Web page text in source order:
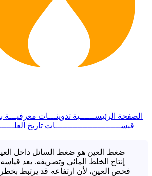
الصفحة الرئيســــــية تدوينـــات معرفيـــة
قبســــــــــــــــــــــــــات تاريخ
ضغط العين هو ضغط السائل داخل
إنتاج الخلط المائي وتصريفه. يعد
فحص العين، لأن ارتفاعه قد يرتبط بخطر